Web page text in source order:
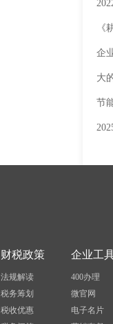
《
企
大
节
财税政策
法规解读
税务筹划
税收优惠
企业工
400办理
微官网
电子名片